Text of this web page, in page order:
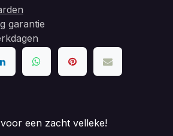
garantie
een zacht velleke!